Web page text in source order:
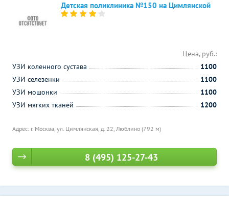
Детская поликлиника №150 на Цимлянской
Адрес: г. Москва, ул. Цимлянская, д. 22, Люблино (792 м)
Цена, руб.:
УЗИ коленного сустава
1100
УЗИ селезенки
1100
УЗИ мошонки
1100
УЗИ мягких тканей
1200
8 (495) 125-27-43